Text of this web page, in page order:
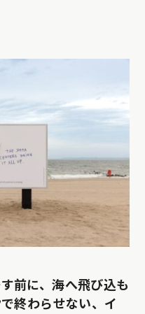
前に、海へ飛び込も
終わらせない、イ